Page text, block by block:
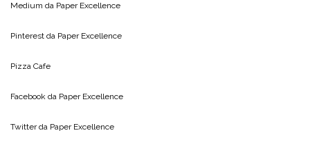
Medium da Paper Excellence
Pinterest da Paper Excellence
Pizza Cafe
Facebook da Paper Excellence
Twitter da Paper Excellence